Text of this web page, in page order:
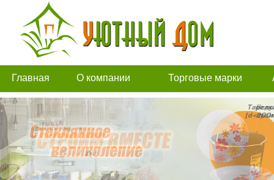
Главная О компании Торговые марки